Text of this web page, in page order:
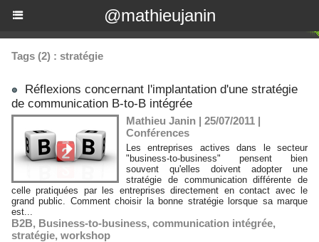
@mathieujanin
Tags (2) : stratégie
Réflexions concernant l'implantation d'une stratégie
de communication B-to-B intégrée
Mathieu Janin | 25/07/2011 |
Conférences
Les entreprises actives dans le secteur
"business-to-business" pensent bien
souvent qu'elles doivent adopter une
stratégie de communication différente de
celle pratiquées par les entreprises directement en contact avec le
grand public. Comment choisir la bonne stratégie lorsque sa marque
est...
B2B, Business-to-business, communication intégrée,
stratégie, workshop